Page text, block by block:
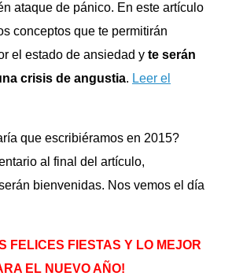
ataque de pánico. En este artículo
conceptos que te permitirán
el estado de ansiedad y te serán
crisis de angustia. Leer el
que escribiéramos en 2015?
al final del artículo,
bienvenidas. Nos vemos el día
FELICES FIESTAS Y LO MEJOR
EL NUEVO AÑO!